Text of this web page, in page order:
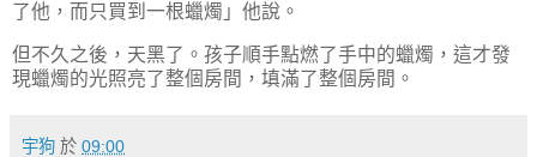
了他，而只買到一根蠟燭」他說。
但不久之後，天黑了。孩子順手點燃了手中的蠟燭，這才發
現蠟燭的光照亮了整個房間，填滿了整個房間。
宇狗 於 09:00